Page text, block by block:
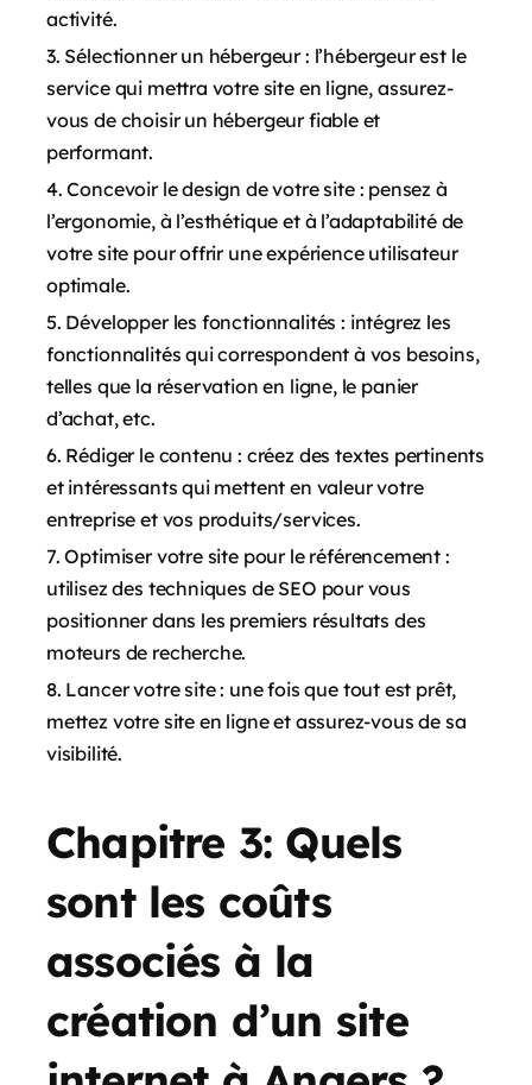
activité.
Sélectionner un hébergeur : l’hébergeur est le
service qui mettra votre site en ligne, assurez-
vous de choisir un hébergeur fiable et
performant.
Concevoir le design de votre site : pensez à
l’ergonomie, à l’esthétique et à l’adaptabilité de
votre site pour offrir une expérience utilisateur
optimale.
Développer les fonctionnalités : intégrez les
fonctionnalités qui correspondent à vos besoins,
telles que la réservation en ligne, le panier
d’achat, etc.
Rédiger le contenu : créez des textes pertinents
et intéressants qui mettent en valeur votre
entreprise et vos produits/services.
Optimiser votre site pour le référencement :
utilisez des techniques de SEO pour vous
positionner dans les premiers résultats des
moteurs de recherche.
Lancer votre site : une fois que tout est prêt,
mettez votre site en ligne et assurez-vous de sa
visibilité.
Chapitre 3: Quels
sont les coûts
associés à la
création d’un site